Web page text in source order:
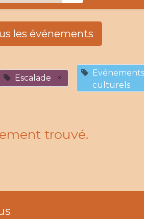
les événements
Escalade
×
Evénements
culturels
trouvé.